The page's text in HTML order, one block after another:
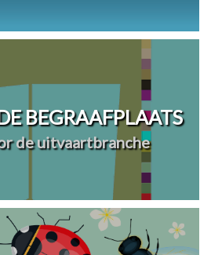
BEGRAAFPLAATS
de uitvaartbranche